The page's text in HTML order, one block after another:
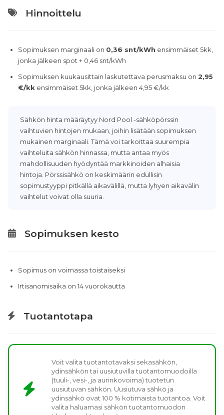
Hinnoittelu
Sopimuksen marginaali on 0,36 snt/kWh ensimmäiset 5kk,
jonka jälkeen spot + 0,46 snt/kWh
Sopimuksen kuukausittain laskutettava perusmaksu on 2,95
€/kk ensimmäiset 5kk, jonka jälkeen 4,95 €/kk
Sähkön hinta määräytyy Nord Pool -sähköpörssin
vaihtuvien hintojen mukaan, joihin lisätään sopimuksen
mukainen marginaali. Tämä voi tarkoittaa suurempia
vaihteluita sähkön hinnassa, mutta antaa myös
mahdollisuuden hyödyntää markkinoiden alhaisia
hintoja. Pörssisähkö on keskimäärin edullisin
sopimustyyppi pitkällä aikavälillä, mutta lyhyen aikavälin
vaihtelut voivat olla suuria.
Sopimuksen kesto
Sopimus on voimassa toistaiseksi
Irtisanomisaika on 14 vuorokautta
Tuotantotapa
Voit valita tuotantotavaksi sekasähkön,
ydinsähkön tai uusiutuvilla tuotantomuodoilla
(tuuli-, vesi-, ja aurinkovoima) tuotetun
uusiutuvan sähkön. Uusiutuva sähkö ja
ydinsähkö ovat 100 % kotimaista tuotantoa. Voit
valita haluamasi sähkön tuotantomuodon